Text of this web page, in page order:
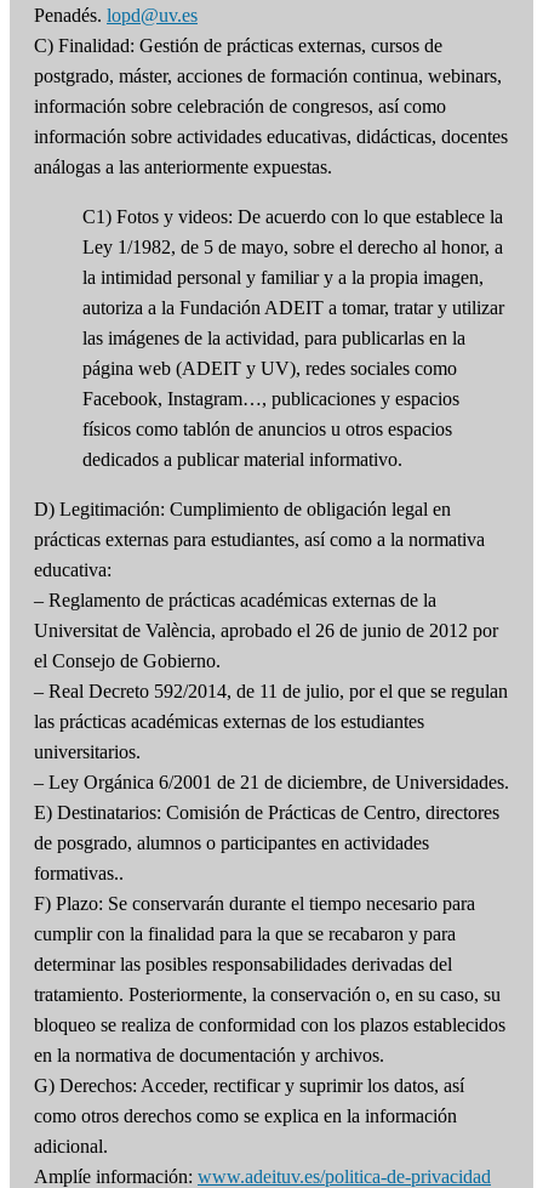
Penadés. lopd@uv.es
C) Finalidad: Gestión de prácticas externas, cursos de
postgrado, máster, acciones de formación continua, webinars,
información sobre celebración de congresos, así como
información sobre actividades educativas, didácticas, docentes
análogas a las anteriormente expuestas.
C1) Fotos y videos: De acuerdo con lo que establece la
Ley 1/1982, de 5 de mayo, sobre el derecho al honor, a
la intimidad personal y familiar y a la propia imagen,
autoriza a la Fundación ADEIT a tomar, tratar y utilizar
las imágenes de la actividad, para publicarlas en la
página web (ADEIT y UV), redes sociales como
Facebook, Instagram…, publicaciones y espacios
físicos como tablón de anuncios u otros espacios
dedicados a publicar material informativo.
D) Legitimación: Cumplimiento de obligación legal en
prácticas externas para estudiantes, así como a la normativa
educativa:
– Reglamento de prácticas académicas externas de la
Universitat de València, aprobado el 26 de junio de 2012 por
el Consejo de Gobierno.
– Real Decreto 592/2014, de 11 de julio, por el que se regulan
las prácticas académicas externas de los estudiantes
universitarios.
– Ley Orgánica 6/2001 de 21 de diciembre, de Universidades.
E) Destinatarios: Comisión de Prácticas de Centro, directores
de posgrado, alumnos o participantes en actividades
formativas..
F) Plazo: Se conservarán durante el tiempo necesario para
cumplir con la finalidad para la que se recabaron y para
determinar las posibles responsabilidades derivadas del
tratamiento. Posteriormente, la conservación o, en su caso, su
bloqueo se realiza de conformidad con los plazos establecidos
en la normativa de documentación y archivos.
G) Derechos: Acceder, rectificar y suprimir los datos, así
como otros derechos como se explica en la información
adicional.
Amplíe información: www.adeituv.es/politica-de-privacidad